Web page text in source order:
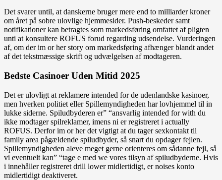
Det svarer until, at danskerne bruger mere end to milliarder kroner
om året på sobre ulovlige hjemmesider. Push-beskeder samt
notifikationer kan betragtes som markedsføring omfattet af pligten
unti at konsultere ROFUS forud regarding udsendelse. Vurderingen
af, om der im or her story om markedsføring afhænger blandt andet
af det tekstmæssige skrift og udvælgelsen af modtageren.
Bedste Casinoer Uden Mitid 2025
Det er ulovligt at reklamere intended for de udenlandske kasinoer,
men hverken politiet eller Spillemyndigheden har lovhjemmel til in
lukke siderne. Spiludbyderen er” “ansvarlig intended for with du
ikke modtager spilreklamer, imens ni er registreret i actually
ROFUS. Derfor im or her det vigtigt at du tager sexkontakt til
family area pågældende spiludbyder, så snart du opdager fejlen.
Spillemyndigheden aleve meget gerne orienteres om sådanne fejl, så
vi eventuelt kan” “tage e med we vores tilsyn af spiludbyderne. Hvis
i innehåller registreret drill lower midlertidigt, er noises konto
midlertidigt deaktiveret.